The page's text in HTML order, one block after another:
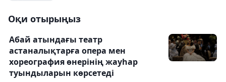
Оқи отырыңыз
Абай атындағы театр
астаналықтарға опера мен
хореография өнерінің жауhар
туындыларын көрсетеді